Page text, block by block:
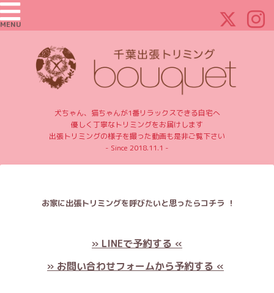
MENU
犬ちゃん、猫ちゃんが1番リラックスできる自宅へ
優しく丁寧なトリミングをお届けします
出張トリミングの様子を撮った動画も是非ご覧下さい
- Since 2018.11.1 -
お家に出張トリミングを呼びたいと思ったらコチラ ！
» LINEで予約する «
» お問い合わせフォームから予約する «